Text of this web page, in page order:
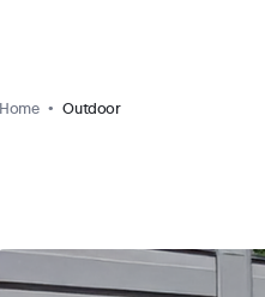
Home Outdoor